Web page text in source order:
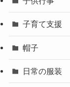
子育て支援
帽子
日常の服装